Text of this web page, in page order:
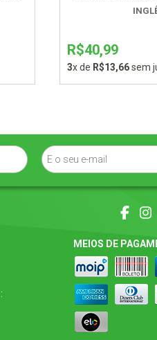
R$40,99
3x de R$13,66sem
MEIOS DE